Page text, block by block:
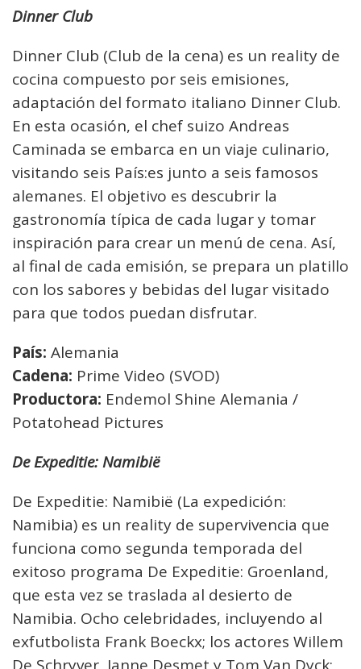
Dinner Club
Dinner Club (Club de la cena) es un reality de
cocina compuesto por seis emisiones,
adaptación del formato italiano Dinner Club.
En esta ocasión, el chef suizo Andreas
Caminada se embarca en un viaje culinario,
visitando seis País:es junto a seis famosos
alemanes. El objetivo es descubrir la
gastronomía típica de cada lugar y tomar
inspiración para crear un menú de cena. Así,
al final de cada emisión, se prepara un platillo
con los sabores y bebidas del lugar visitado
para que todos puedan disfrutar.
País: Alemania
Cadena: Prime Video (SVOD)
Productora: Endemol Shine Alemania /
Potatohead Pictures
De Expeditie: Namibië
De Expeditie: Namibië (La expedición:
Namibia) es un reality de supervivencia que
funciona como segunda temporada del
exitoso programa De Expeditie: Groenland,
que esta vez se traslada al desierto de
Namibia. Ocho celebridades, incluyendo al
exfutbolista Frank Boeckx; los actores Willem